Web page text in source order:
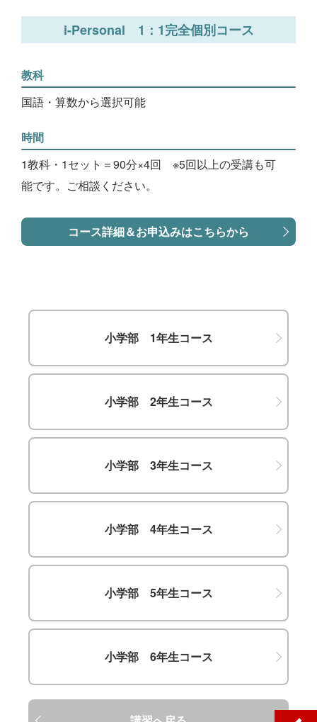
i-Personal 1：1完全個別コース
教科
国語・算数から選択可能
時間
1教科・1セット＝90分×4回 ※5回以上の受講も可
能です。ご相談ください。
コース詳細＆お申込みはこちらから
小学部 1年生コース
小学部 2年生コース
小学部 3年生コース
小学部 4年生コース
小学部 5年生コース
小学部 6年生コース